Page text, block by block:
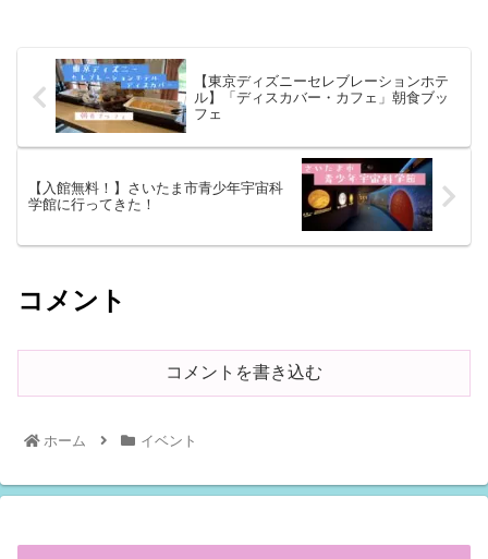
【東京ディズニーセレブレーションホテ
ル】「ディスカバー・カフェ」朝食ブッ
フェ
【入館無料！】さいたま市青少年宇宙科
学館に行ってきた！
コメント
コメントを書き込む
ホーム イベント